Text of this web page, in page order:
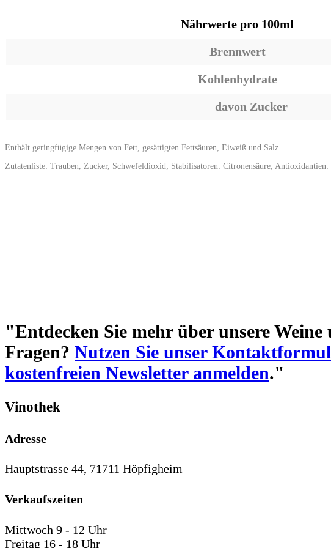
Nährwerte pro 100ml
Brennwert
Kohlenhydrate
davon Zucker
Enthält geringfügige Mengen von Fett, gesättigten Fettsäuren, Eiweiß und Salz.
Zutatenliste: Trauben, Zucker, Schwefeldioxid; Stabilisatoren: Citronensäure; Antioxidantien:
"Entdecken Sie mehr über unsere
Fragen? Nutzen Sie unser
kostenfreien Newsletter anmelden."
Vinothek
Adresse
Hauptstrasse 44, 71711 Höpfigheim
Verkaufszeiten
Mittwoch 9 - 12 Uhr
Freitag 16 - 18 Uhr